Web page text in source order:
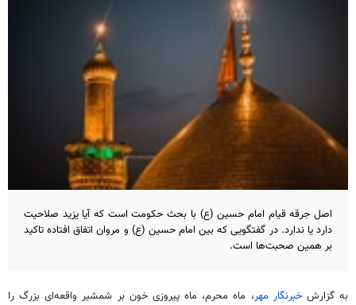
اصل جرقه قیام امام حسین (ع) با بحث حکومت است که آیا یزید صلاحیت
دارد یا ندارد. در گفتگویی که بین امام حسین (ع) و مروان اتفاق افتاده تاکید
بر همین صحبت‌ها است.
به گزارش خبرنگار مهر، ماه محرم، ماه پیروزی خون بر شمشیر واقعه‌ای بزرگ را